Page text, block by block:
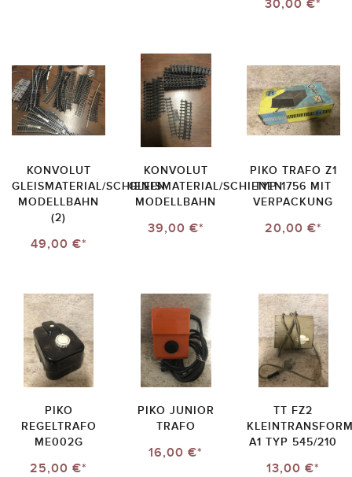
30,00 €*
KONVOLUT
GLEISMATERIAL/SCHIENEN
MODELLBAHN
(2)
49,00 €*
KONVOLUT
GLEISMATERIAL/SCHIENEN
MODELLBAHN
39,00 €*
PIKO TRAFO Z1
TYP 1756 MIT
VERPACKUNG
20,00 €*
PIKO
REGELTRAFO
ME002G
25,00 €*
PIKO JUNIOR
TRAFO
16,00 €*
TT FZ2
A1 TYP 545/210
13,00 €*